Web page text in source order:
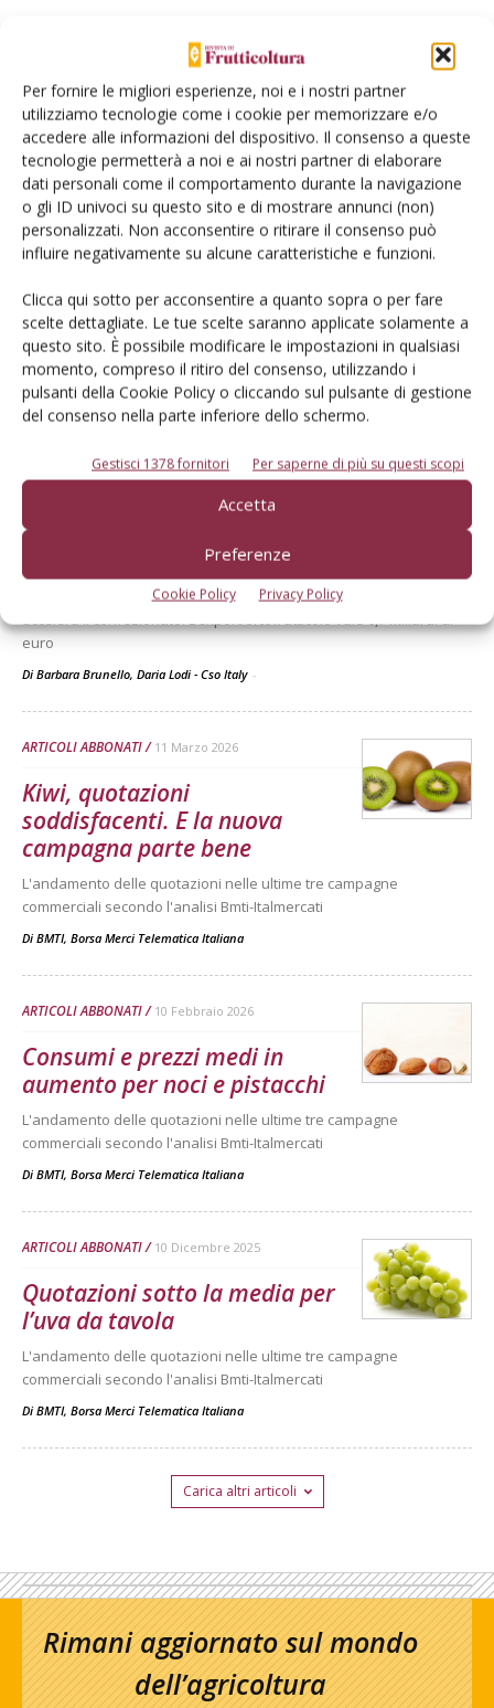
Per fornire le migliori esperienze, noi e i nostri partner
utilizziamo tecnologie come i cookie per memorizzare e/o
accedere alle informazioni del dispositivo. Il consenso a queste
tecnologie permetterà a noi e ai nostri partner di elaborare
dati personali come il comportamento durante la navigazione
o gli ID univoci su questo sito e di mostrare annunci (non)
personalizzati. Non acconsentire o ritirare il consenso può
influire negativamente su alcune caratteristiche e funzioni.
Clicca qui sotto per acconsentire a quanto sopra o per fare
scelte dettagliate. Le tue scelte saranno applicate solamente a
questo sito. È possibile modificare le impostazioni in qualsiasi
momento, compreso il ritiro del consenso, utilizzando i
pulsanti della Cookie Policy o cliccando sul pulsante di gestione
del consenso nella parte inferiore dello schermo.
Gestisci 1378 fornitori Per saperne di più su questi scopi
Accetta
Preferenze
Cookie Policy Privacy Policy
Dalla stessa categoria
ARTICOLI ABBONATI 13 Aprile 2026
Campagna complessa per le
arance
L'andamento delle quotazioni nelle ultime tre campagne
commerciali secondo l'analisi Bmti-Italmercati
DiBMTI, Borsa Merci Telematica Italiana
PREZZI FRUTTA
La domanda di ortofrutta
Il 2025 segna un recupero: acquisti in aumento, si rafforza la Gdo,
accelera il confezionato. L’export ortofrutticolo vale 6,7 miliardi di
euro
Di Barbara Brunello, Daria Lodi - Cso Italy -
ARTICOLI ABBONATI 11 Marzo 2026
Kiwi, quotazioni
soddisfacenti. E la nuova
campagna parte bene
L'andamento delle quotazioni nelle ultime tre campagne
commerciali secondo l'analisi Bmti-Italmercati
Di BMTI, Borsa Merci Telematica Italiana
ARTICOLI ABBONATI 10 Febbraio 2026
Consumi e prezzi medi in
aumento per noci e pistacchi
L'andamento delle quotazioni nelle ultime tre campagne
commerciali secondo l'analisi Bmti-Italmercati
Di BMTI, Borsa Merci Telematica Italiana
ARTICOLI ABBONATI 10 Dicembre 2025
Quotazioni sotto la media per
l’uva da tavola
L'andamento delle quotazioni nelle ultime tre campagne
commerciali secondo l'analisi Bmti-Italmercati
Di BMTI, Borsa Merci Telematica Italiana
Carica altri articoli
Rimani aggiornato sul mondo
dell’agricoltura